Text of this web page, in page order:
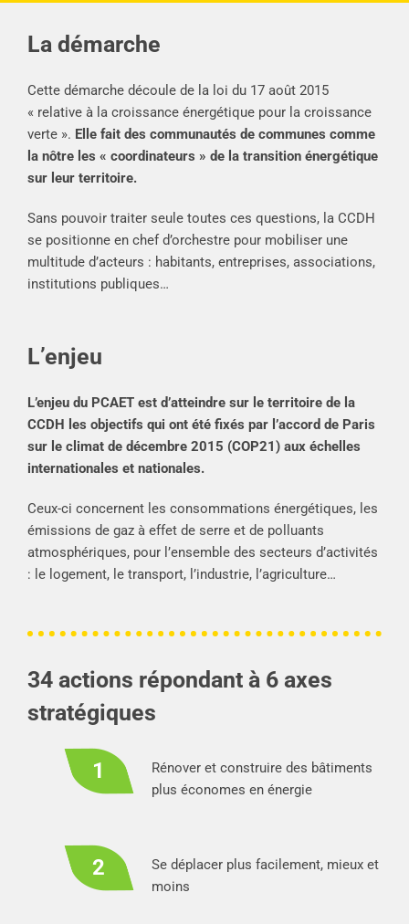
La démarche
Cette démarche découle de la loi du 17 août 2015
« relative à la croissance énergétique pour la croissance
verte ». Elle fait des communautés de communes comme
la nôtre les « coordinateurs » de la transition énergétique
sur leur territoire.
Sans pouvoir traiter seule toutes ces questions, la CCDH
se positionne en chef d’orchestre pour mobiliser une
multitude d’acteurs : habitants, entreprises, associations,
institutions publiques…
L’enjeu
L’enjeu du PCAET est d’atteindre sur le territoire de la
CCDH les objectifs qui ont été fixés par l’accord de Paris
sur le climat de décembre 2015 (COP21) aux échelles
internationales et nationales.
Ceux-ci concernent les consommations énergétiques, les
émissions de gaz à effet de serre et de polluants
atmosphériques, pour l’ensemble des secteurs d’activités
: le logement, le transport, l’industrie, l’agriculture…
34 actions répondant à 6 axes
stratégiques
Rénover et construire des bâtiments
plus économes en énergie
Se déplacer plus facilement, mieux et
moins